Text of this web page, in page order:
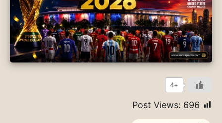
+4
Post Views: 696